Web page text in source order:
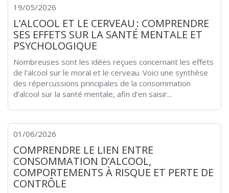
19/05/2026
L’ALCOOL ET LE CERVEAU : COMPRENDRE
SES EFFETS SUR LA SANTÉ MENTALE ET
PSYCHOLOGIQUE
Nombreuses sont les idées reçues concernant les effets
de l’alcool sur le moral et le cerveau. Voici une synthèse
des répercussions principales de la consommation
d’alcool sur la santé mentale, afin d’en saisir...
01/06/2026
COMPRENDRE LE LIEN ENTRE
CONSOMMATION D’ALCOOL,
COMPORTEMENTS À RISQUE ET PERTE DE
CONTRÔLE